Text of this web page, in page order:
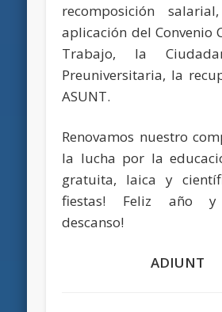
recomposición
aplicación del Convenio
Trabajo, la
Preuniversitaria, la
ASUNT.
Renovamos nuestro
la lucha por la
gratuita, laica y
fiestas! Feliz año y
descanso!
ADIUNT